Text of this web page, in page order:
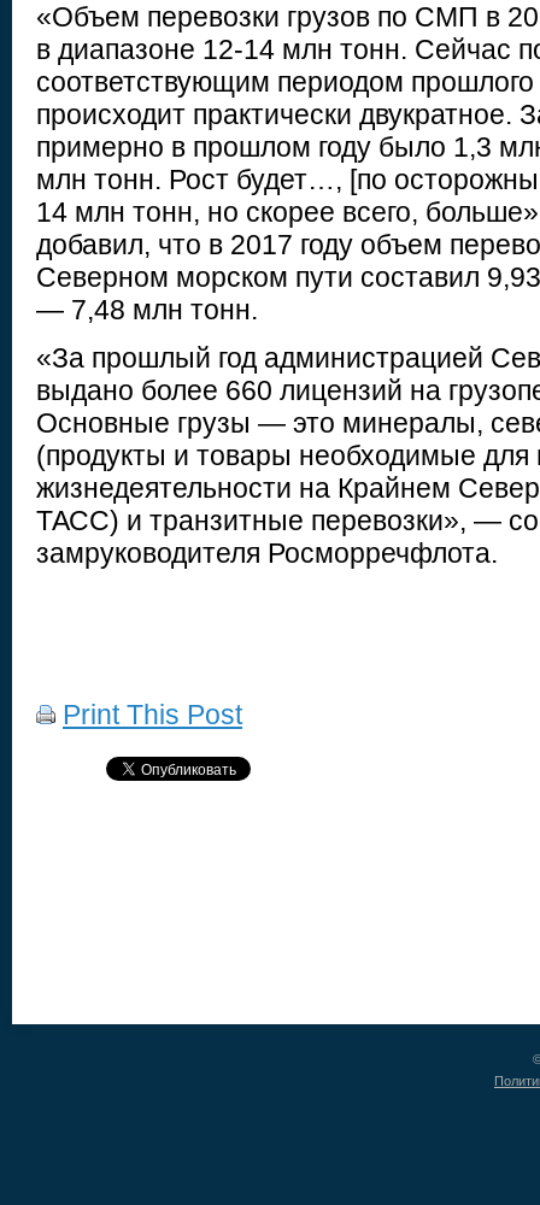
«Объем перевозки грузов по СМП в
в диапазоне 12-14 млн тонн. Сейчас
соответствующим периодом прошлого
происходит практически двукратное.
примерно в прошлом году было 1,3
млн тонн. Рост будет…, [по
14 млн тонн, но скорее всего,
добавил, что в 2017 году объем
Северном морском пути составил
— 7,48 млн тонн.
«За прошлый год администрацией
выдано более 660 лицензий на
Основные грузы — это минералы,
(продукты и товары необходимые для
жизнедеятельности на Крайнем
ТАСС) и транзитные перевозки», —
замруководителя Росморречфлота.
Print This Post